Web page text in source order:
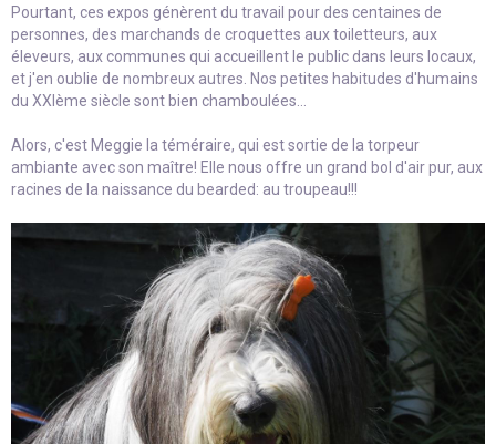
Pourtant, ces expos génèrent du travail pour des centaines de
personnes, des marchands de croquettes aux toiletteurs, aux
éleveurs, aux communes qui accueillent le public dans leurs locaux,
et j'en oublie de nombreux autres. Nos petites habitudes d'humains
du XXIème siècle sont bien chamboulées...
Alors, c'est Meggie la téméraire, qui est sortie de la torpeur
ambiante avec son maître! Elle nous offre un grand bol d'air pur, aux
racines de la naissance du bearded: au troupeau!!!